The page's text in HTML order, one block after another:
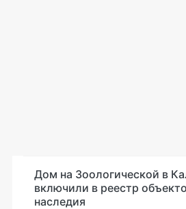
Дом на Зоологической в
включили в реестр
наследия